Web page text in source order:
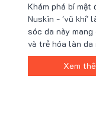
Khám phá bí mật
Nuskin - 'vũ khí'
sóc da này
và trẻ hóa làn
Galvanic Spa
Xem